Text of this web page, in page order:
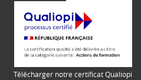
Télécharger notre certificat Qualiopi